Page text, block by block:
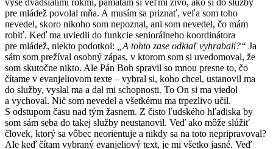
pre mládež povolal mňa. A musím sa priznať, veľa som toho
nevedel, skoro nikoho som nepoznal, ani som nevedel, čo mám
robiť. Keď ma uviedli do funkcie seniorálneho koordinátora
pre mládež, niekto podotkol:
„A tohto zase odkiaľ vyhrabali?“ Ja
sám som prežíval osobný zápas, v ktorom som si uvedomoval, že
som skutočne nikto. Ale Pán Boh spravil so mnou presne to, čo
čítame v evanjeliovom texte – vybral si, koho chcel, ustanovil ma
do služby, vyslal ma a dal mi schopnosti. To On si ma viedol
a vychoval. Nič som nevedel a všetkému ma trpezlivo učil.
S odstupom času nad tým žasnem. Z čisto ľudského hľadiska by
som sám seba do takej služby neustanovil. Veď ako môže slúžiť
človek, ktorý sa vôbec neorientuje a nikdy sa na toto nepripravoval?
Ale keď čítam vybraný evanjeliový text, je mi všetko jasné. Veď